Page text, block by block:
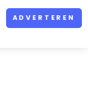
ADVERTEREN